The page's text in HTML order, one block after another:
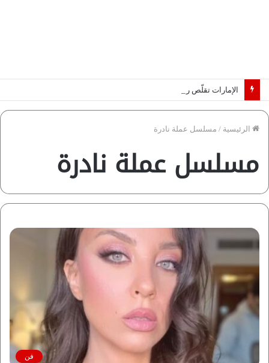
الرئيسية / مسلسل عملة نادرة
مسلسل عملة نادرة
فن